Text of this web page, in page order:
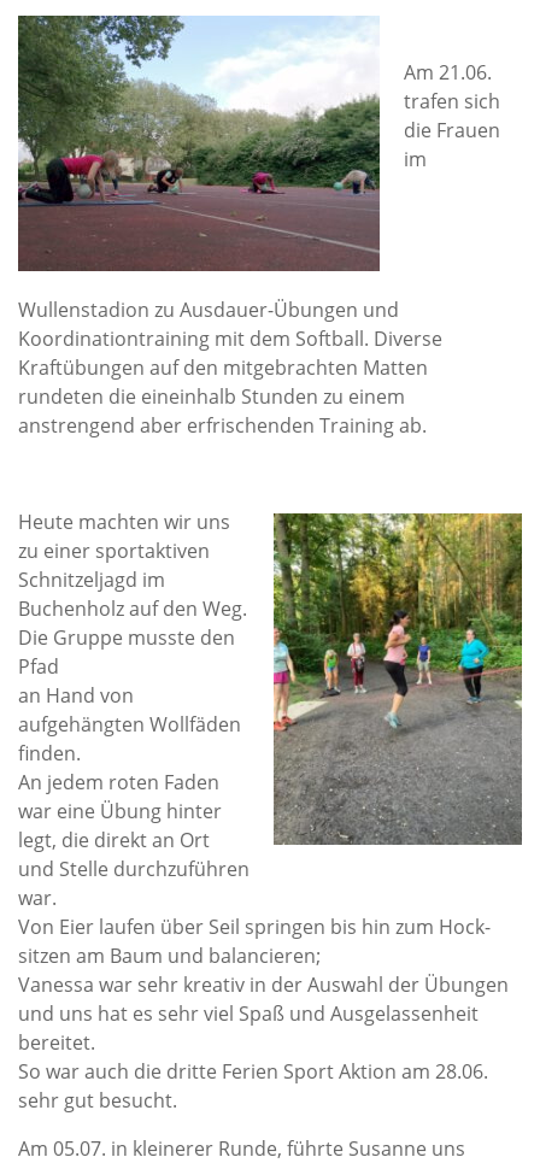
Am 21.06.
trafen sich
die Frauen
im
Wullenstadion zu Ausdauer-Übungen und
Koordinationtraining mit dem Softball. Diverse
Kraftübungen auf den mitgebrachten Matten
rundeten die eineinhalb Stunden zu einem
anstrengend aber erfrischenden Training ab.
Heute machten wir uns
zu einer sportaktiven
Schnitzeljagd im
Buchenholz auf den Weg.
Die Gruppe musste den
Pfad
an Hand von
aufgehängten Wollfäden
finden.
An jedem roten Faden
war eine Übung hinter
legt, die direkt an Ort
und Stelle durchzuführen
war.
Von Eier laufen über Seil springen bis hin zum Hock-
sitzen am Baum und balancieren;
Vanessa war sehr kreativ in der Auswahl der Übungen
und uns hat es sehr viel Spaß und Ausgelassenheit
bereitet.
So war auch die dritte Ferien Sport Aktion am 28.06.
sehr gut besucht.
Am 05.07. in kleinerer Runde, führte Susanne uns